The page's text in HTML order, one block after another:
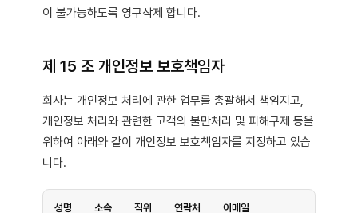
이 불가능하도록 영구삭제 합니다.
제 15 조 개인정보 보호책임자
회사는 개인정보 처리에 관한 업무를 총괄해서 책임지고,
개인정보 처리와 관련한 고객의 불만처리 및 피해구제 등을
위하여 아래와 같이 개인정보 보호책임자를 지정하고 있습
니다.
성명 소속 직위 연락처 이메일